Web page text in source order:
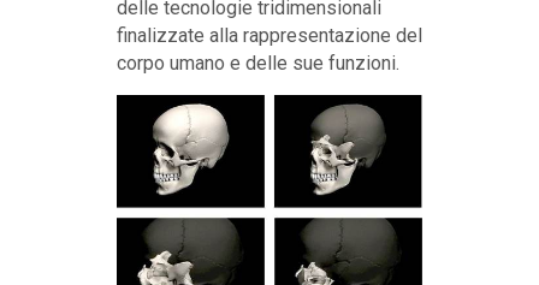
delle tecnologie tridimensionali
finalizzate alla rappresentazione del
corpo umano e delle sue funzioni.